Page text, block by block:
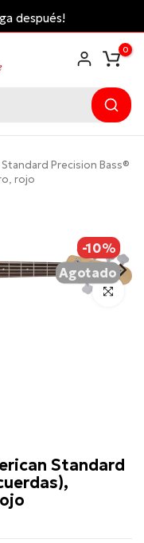
Envío gratis desde
0
Precision Bass®
rojo
-10%
Agotado
Click para
Standard